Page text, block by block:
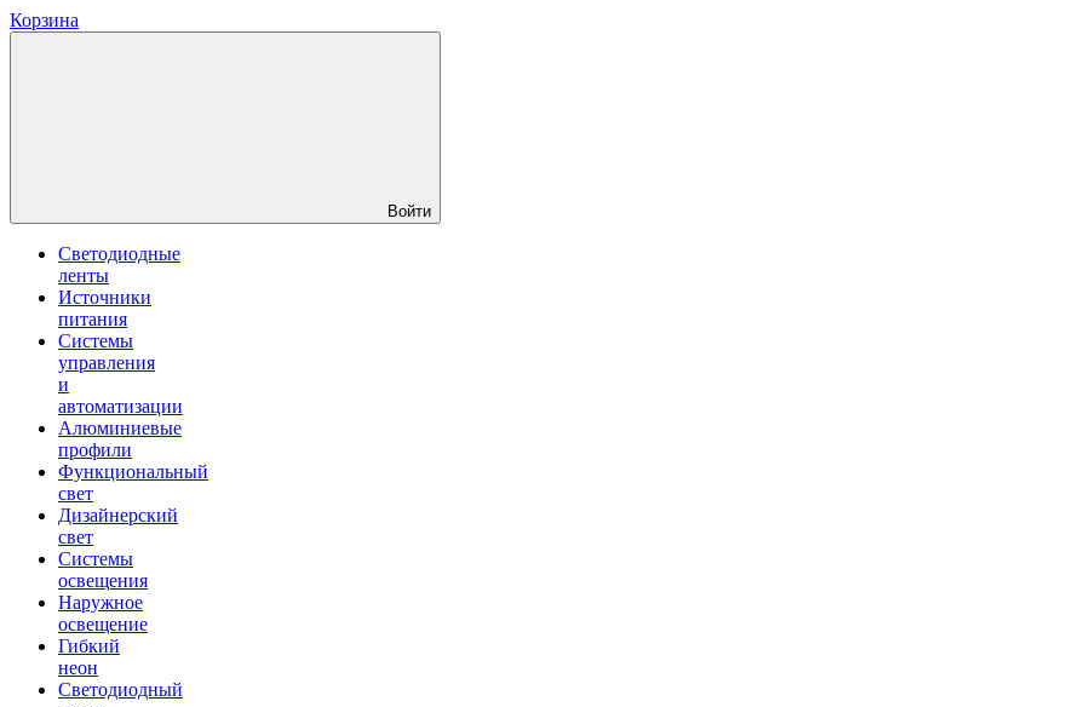
Корзина
Войти
Светодиодные
ленты
Источники
питания
Системы
управления
и
автоматизации
Алюминиевые
профили
Функциональный
свет
Дизайнерский
свет
Системы
освещения
Наружное
освещение
Гибкий
неон
Светодиодный